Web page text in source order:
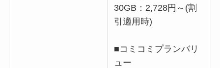
30GB：2,728円～(割
引適用時)
■コミコミプランバリ
ュー